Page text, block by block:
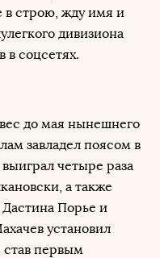
в строю, жду имя и
дивизиона
в соцсетях.
до мая нынешнего
завладел поясом в
четыре раза
а также
Дастина Порье и
установил
став первым